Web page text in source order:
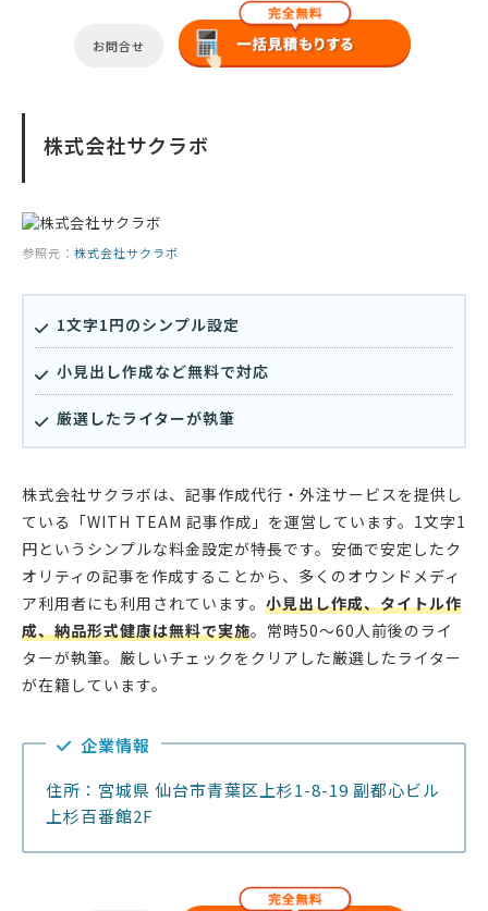
お問合せ
株式会社サクラボ
参照元： 株式会社サクラボ
1文字1円のシンプル設定
小見出し作成など無料で対応
厳選したライターが執筆
株式会社サクラボは、記事作成代行・外注サービスを提供し
ている「WITH TEAM 記事作成」を運営しています。1文字1
円というシンプルな料金設定が特長です。安価で安定したク
オリティの記事を作成することから、多くのオウンドメディ
ア利用者にも利用されています。 小見出し作成、タイトル作
成、納品形式健康は無料で実施。常時50〜60人前後のライ
ターが執筆。厳しいチェックをクリアした厳選したライター
が在籍しています。
企業情報
住所：宮城県 仙台市青葉区上杉1-8-19 副都心ビル
上杉百番館2F